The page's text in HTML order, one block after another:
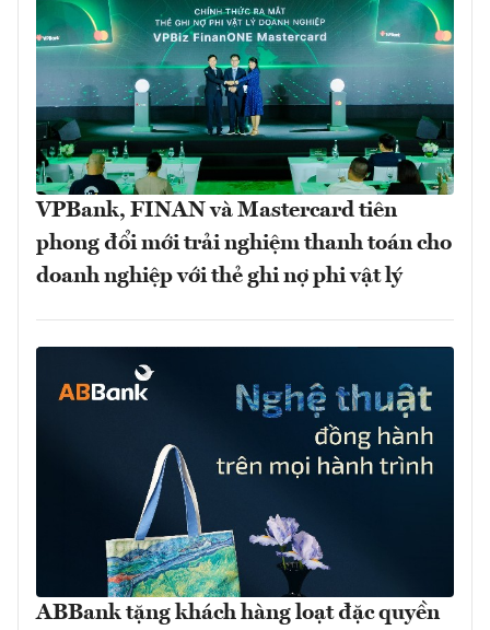
VPBank, FINAN và Mastercard tiên
phong đổi mới trải nghiệm thanh toán cho
doanh nghiệp với thẻ ghi nợ phi vật lý
ABBank tặng khách hàng loạt đặc quyền